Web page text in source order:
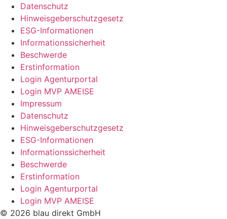
Datenschutz
Hinweisgeberschutzgesetz
ESG-Informationen
Informationssicherheit
Beschwerde
Erstinformation
Login Agenturportal
Login MVP AMEISE
Impressum
Datenschutz
Hinweisgeberschutzgesetz
ESG-Informationen
Informationssicherheit
Beschwerde
Erstinformation
Login Agenturportal
Login MVP AMEISE
© 2026 blau direkt GmbH